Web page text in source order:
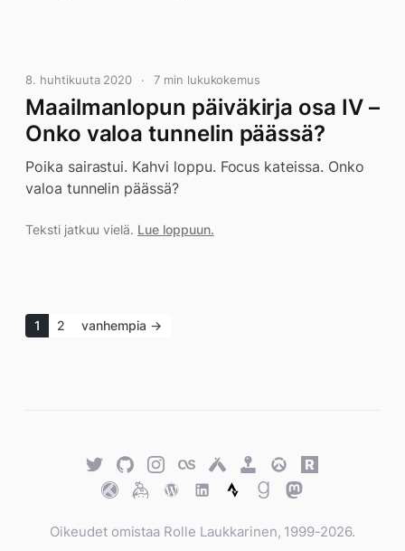
8. huhtikuuta 2020 7 min lukukokemus
Maailmanlopun päiväkirja osa IV –
Onko valoa tunnelin päässä?
Poika sairastui. Kahvi loppu. Focus kateissa. Onko
valoa tunnelin päässä?
Teksti jatkuu vielä. Lue loppuun.
1 2 vanhempia →
TwitterGitHubTwitterLast.fmUntappd
Retro
Achievements
Overwatch
Rawg.io
TraktKeybaseWordPress
WordPress
StravaGoodreads
Mastodon
Oikeudet omistaa Rolle Laukkarinen, 1999-2026.